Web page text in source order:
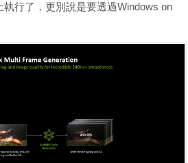
執行了，更別說是要透過Windows on